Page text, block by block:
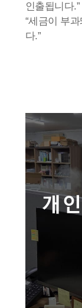
인출됩니다.”
“세금이 부
다.”